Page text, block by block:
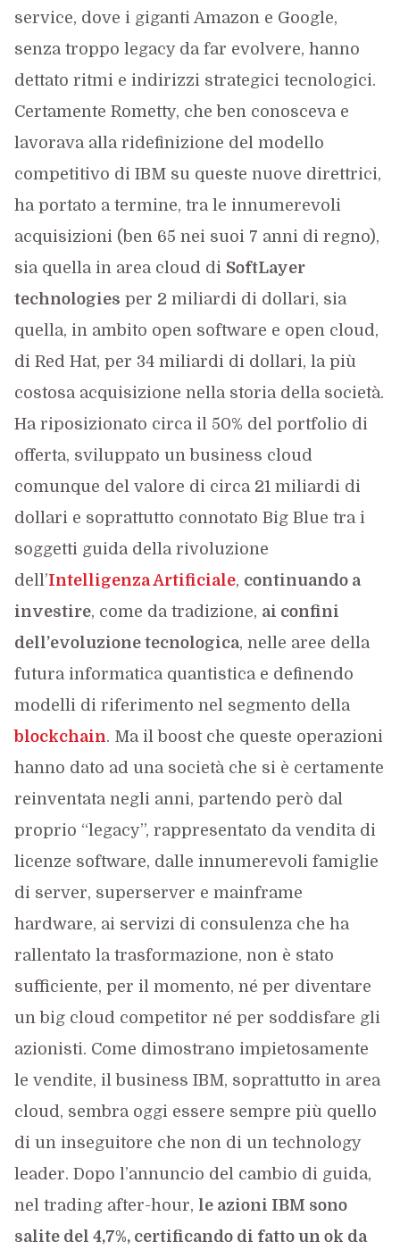
service, dove i giganti Amazon e Google,
senza troppo legacy da far evolvere, hanno
dettato ritmi e indirizzi strategici tecnologici.
Certamente Rometty, che ben conosceva e
lavorava alla ridefinizione del modello
competitivo di IBM su queste nuove direttrici,
ha portato a termine, tra le innumerevoli
acquisizioni (ben 65 nei suoi 7 anni di regno),
sia quella in area cloud di SoftLayer
technologies per 2 miliardi di dollari, sia
quella, in ambito open software e open cloud,
di Red Hat, per 34 miliardi di dollari, la più
costosa acquisizione nella storia della società.
Ha riposizionato circa il 50% del portfolio di
offerta, sviluppato un business cloud
comunque del valore di circa 21 miliardi di
dollari e soprattutto connotato Big Blue tra i
soggetti guida della rivoluzione
dell’Intelligenza Artificiale, continuando a
investire, come da tradizione, ai confini
dell’evoluzione tecnologica, nelle aree della
futura informatica quantistica e definendo
modelli di riferimento nel segmento della
blockchain. Ma il boost che queste operazioni
hanno dato ad una società che si è certamente
reinventata negli anni, partendo però dal
proprio “legacy”, rappresentato da vendita di
licenze software, dalle innumerevoli famiglie
di server, superserver e mainframe
hardware, ai servizi di consulenza che ha
rallentato la trasformazione, non è stato
sufficiente, per il momento, né per diventare
un big cloud competitor né per soddisfare gli
azionisti. Come dimostrano impietosamente
le vendite, il business IBM, soprattutto in area
cloud, sembra oggi essere sempre più quello
di un inseguitore che non di un technology
leader. Dopo l’annuncio del cambio di guida,
nel trading after-hour, le azioni IBM sono
salite del 4,7%, certificando di fatto un ok da